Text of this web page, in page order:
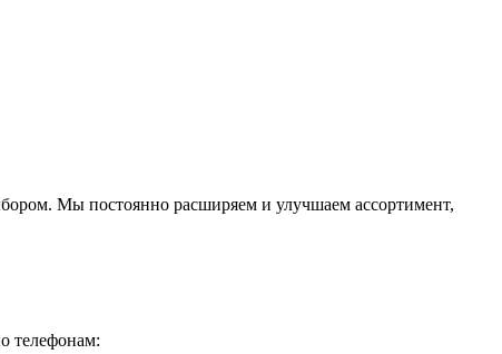
Мы постоянно расширяем и улучшаем ассортимент,
телефонам: